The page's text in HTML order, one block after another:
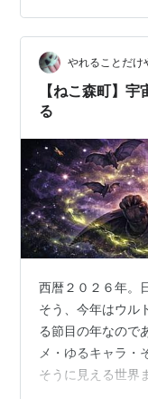
なのです。 ＊・
の準備で大忙し。
龍になるというレ
猫たちが楽しみに
イハイ。 あらたに
やれることだけ
【ねこ森町】
る
西暦２０２６年。
そう、今年はウル
る節目の年なので
メ・ゆるキャラ・
そうに見える世界